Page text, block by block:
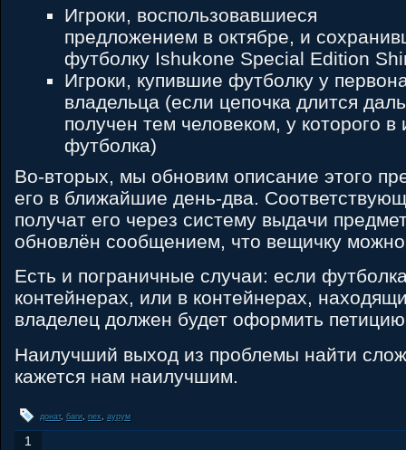
Игроки, воспользовавшиеся
предложением в октябре, и
футболку Ishukone Special Edition
Игроки, купившие футболку у
владельца (если цепочка длится
получен тем человеком, у которого в
футболка)
Во-вторых, мы обновим описание этого
его в ближайшие день-два.
получат его через систему выдачи
обновлён сообщением, что вещичку
Есть и пограничные случаи: если
контейнерах, или в контейнерах,
владелец должен будет оформить
Наилучший выход из проблемы найти
кажется нам наилучшим.
донат, баги, nex, аурум
1